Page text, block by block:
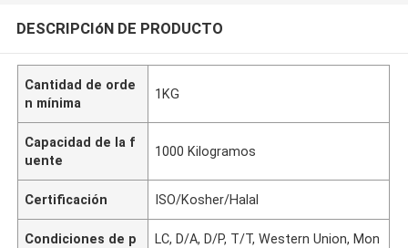
DESCRIPCIóN DE PRODUCTO
Cantidad de orde
n mínima
1KG
Capacidad de la f
uente
1000 Kilogramos
Certificación ISO/Kosher/Halal
Condiciones de p
LC, D/A, D/P, T/T, Western Union, Mon